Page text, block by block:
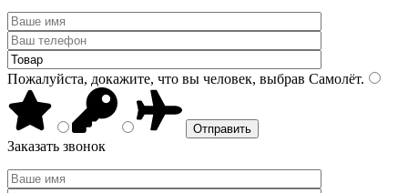
Пожалуйста, докажите, что вы человек, выбрав Самолёт.
Заказать звонок